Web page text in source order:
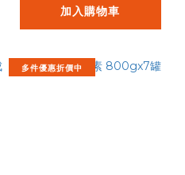
加入購物車
多件優惠折價中